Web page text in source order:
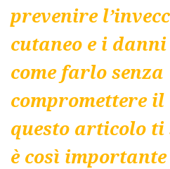
prevenire
cutaneo e i
come farlo senza
compromettere
questo articolo ti
è così